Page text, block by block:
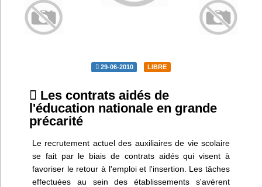
Désabo Lettrasso
Nous contacter
29-06-2010 LIBRE
Les contrats aidés de
l'éducation nationale en grande
précarité
Le recrutement actuel des auxiliaires de vie scolaire
se fait par le biais de contrats aidés qui visent à
favoriser le retour à l'emploi et l'insertion. Les tâches
effectuées au sein des établissements s'avèrent